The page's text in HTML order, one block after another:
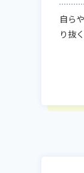
自ら
り抜